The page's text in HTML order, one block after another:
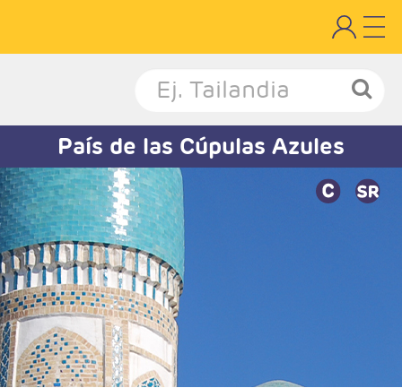
País de las Cúpulas Azules